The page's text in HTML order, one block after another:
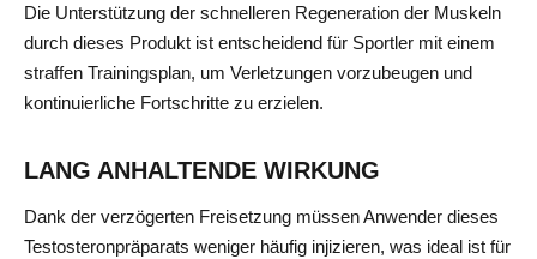
Die Unterstützung der schnelleren Regeneration der Muskeln
durch dieses Produkt ist entscheidend für Sportler mit einem
straffen Trainingsplan, um Verletzungen vorzubeugen und
kontinuierliche Fortschritte zu erzielen.
LANG ANHALTENDE WIRKUNG
Dank der verzögerten Freisetzung müssen Anwender dieses
Testosteronpräparats weniger häufig injizieren, was ideal ist für